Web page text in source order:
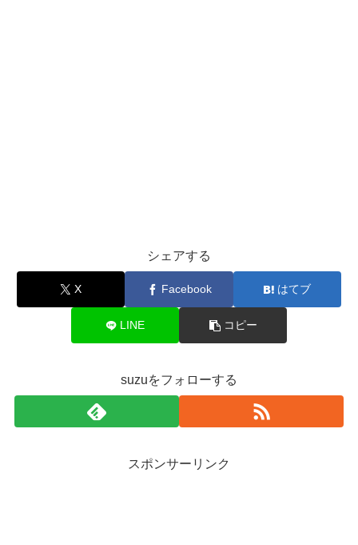
シェアする
X Facebook はてブ
LINE コピー
suzuをフォローする
スポンサーリンク